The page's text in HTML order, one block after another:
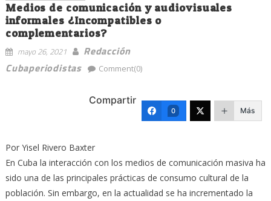
Medios de comunicación y audiovisuales
informales ¿Incompatibles o
complementarios?
mayo 26, 2021
Redacción
Cubaperiodistas
Comment(0)
Compartir
0 Más
Por Yisel Rivero Baxter
En Cuba la interacción con los medios de comunicación masiva ha
sido una de las principales prácticas de consumo cultural de la
población. Sin embargo, en la actualidad se ha incrementado la